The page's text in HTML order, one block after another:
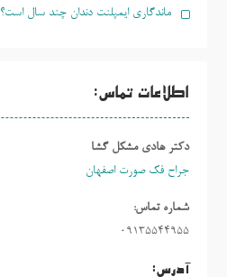
ماندگاری ایمپلنت دندان چند سال است؟
اطلاعات تماس:
دکتر هادی مشکل گشا
جراح فک صورت اصفهان
شماره تماس:
09135544955
آدرس: